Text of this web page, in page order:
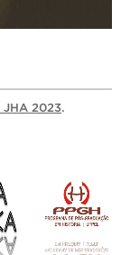
JHA 2023.